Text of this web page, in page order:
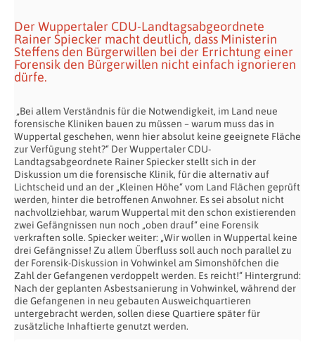
Der Wuppertaler CDU-Landtagsabgeordnete
Rainer Spiecker macht deutlich, dass Ministerin
Steffens den Bürgerwillen bei der Errichtung einer
Forensik den Bürgerwillen nicht einfach ignorieren
dürfe.
„Bei allem Verständnis für die Notwendigkeit, im Land neue
forensische Kliniken bauen zu müssen – warum muss das in
Wuppertal geschehen, wenn hier absolut keine geeignete Fläche
zur Verfügung steht?“ Der Wuppertaler CDU-
Landtagsabgeordnete Rainer Spiecker stellt sich in der
Diskussion um die forensische Klinik, für die alternativ auf
Lichtscheid und an der „Kleinen Höhe“ vom Land Flächen geprüft
werden, hinter die betroffenen Anwohner. Es sei absolut nicht
nachvollziehbar, warum Wuppertal mit den schon existierenden
zwei Gefängnissen nun noch „oben drauf“ eine Forensik
verkraften solle. Spiecker weiter: „Wir wollen in Wuppertal keine
drei Gefängnisse! Zu allem Überfluss soll auch noch parallel zu
der Forensik-Diskussion in Vohwinkel am Simonshöfchen die
Zahl der Gefangenen verdoppelt werden. Es reicht!“ Hintergrund:
Nach der geplanten Asbestsanierung in Vohwinkel, während der
die Gefangenen in neu gebauten Ausweichquartieren
untergebracht werden, sollen diese Quartiere später für
zusätzliche Inhaftierte genutzt werden.